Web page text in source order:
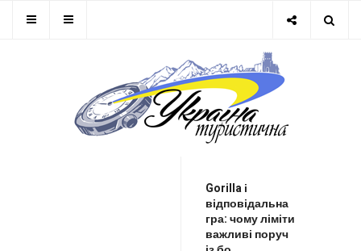
Gorilla і
відповідальна
гра: чому ліміти
важливі поруч